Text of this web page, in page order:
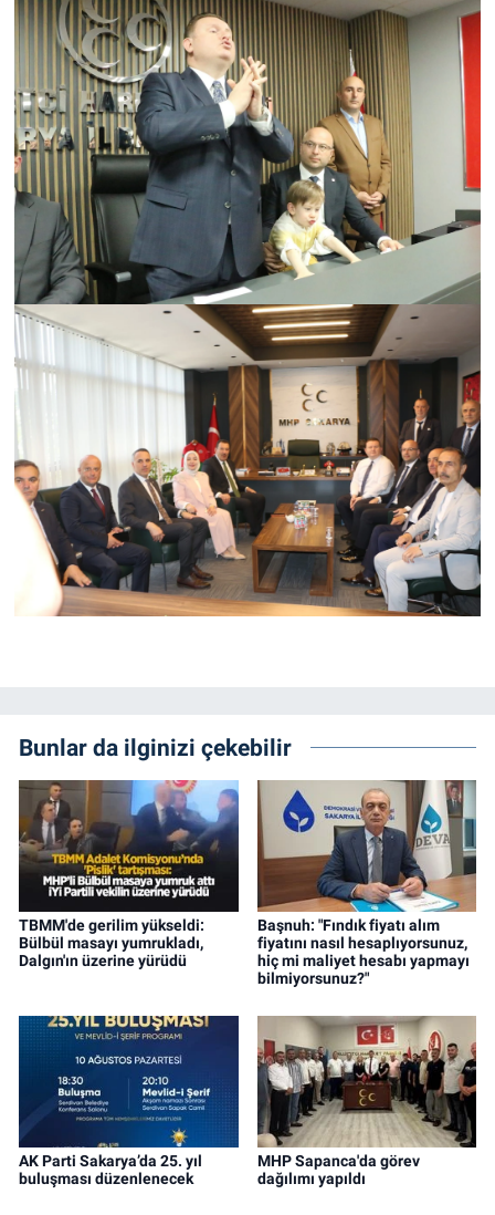
Bunlar da ilginizi çekebilir
TBMM'de gerilim yükseldi:
Bülbül masayı yumrukladı,
Dalgın'ın üzerine yürüdü
Başnuh: "Fındık fiyatı alım
fiyatını nasıl hesaplıyorsunuz,
hiç mi maliyet hesabı yapmayı
bilmiyorsunuz?"
AK Parti Sakarya’da 25. yıl
buluşması düzenlenecek
MHP Sapanca'da görev
dağılımı yapıldı